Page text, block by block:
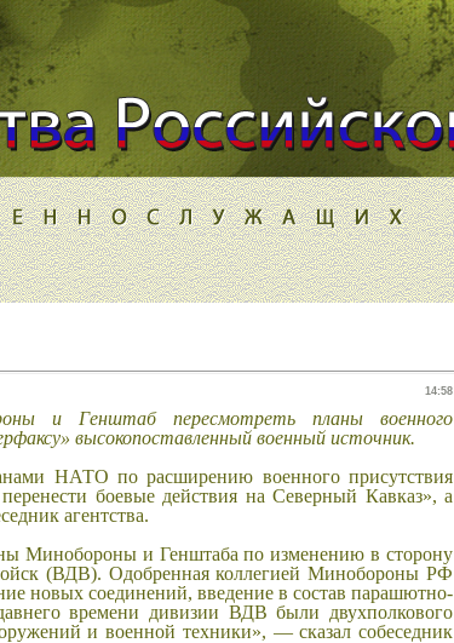
14:58
и Генштаб пересмотреть планы военного
высокопоставленный военный источник.
НАТО по расширению военного присутствия
боевые действия на Северный Кавказ», а
агентства.
Минобороны и Генштаба по изменению в сторону
(ВДВ). Одобренная коллегией Минобороны РФ
новых соединений, введение в состав парашютно-
времени дивизии ВДВ были двухполкового
и военной техники», — сказал собеседник